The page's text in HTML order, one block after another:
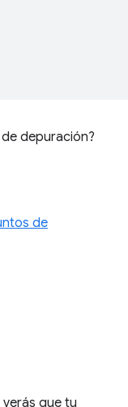
de depuración?
de
verás que tu